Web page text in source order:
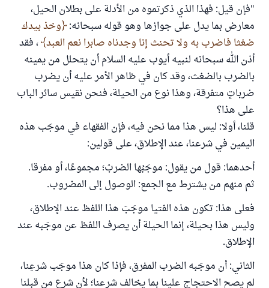
"فإن قيل: فهذا الذي ذكرتموه من الأدلة على بطلان الحيل،
معارض بما يدل على جوازها وهو قوله سبحانه: وخذ بيدك
ضغثا فاضرب به ولا تحنث إنا وجدناه صابرا نعم العبد ، فقد
أذن الله سبحانه لنبيه أيوب عليه السلام أن يتحلل من يمينه
بالضرب بالضغث، وقد كان في ظاهر الأمر عليه أن يضرب
ضرباتٍ متفرقة، وهذا نوع من الحيلة، فنحن نقيس سائر الباب
على هذا؟
قلنا، أولا: ليس هذا مما نحن فيه، فإن الفقهاء في موجَب هذه
اليمين في شرعنا، عند الإطلاق، على قولين:
أحدهما: قول من يقول: موجَبُها الضربُ؛ مجموعًا، أو مفرقا.
ثم منهم من يشترط مع الجمع: الوصول إلى المضروب.
فعلى هذا: تكون هذه الفتيا موجَبَ هذا اللفظ عند الإطلاق،
وليس هذا بحيلة، إنما الحيلة أن يصرف اللفظ عن موجَبه عند
الإطلاق.
الثاني: أن موجَبه الضرب المفرق، فإذا كان هذا موجَب شرعِنا،
لم يصح الاحتجاج علينا بما يخالف شرعنا؛ لأن شرع من قبلنا